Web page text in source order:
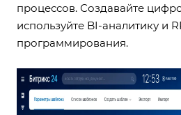
процессов. Создавайте
используйте BI-аналитику и
программирования.